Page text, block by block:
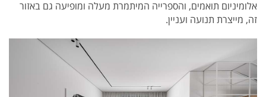
אלומיניום תואמים, והספרייה המיתמרת מעלה ומופיעה גם באזור
זה, מייצרת תנועה ועניין.